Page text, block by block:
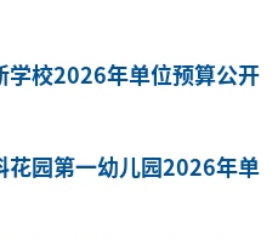
校2026年单位预算公开
园第一幼儿园2026年单